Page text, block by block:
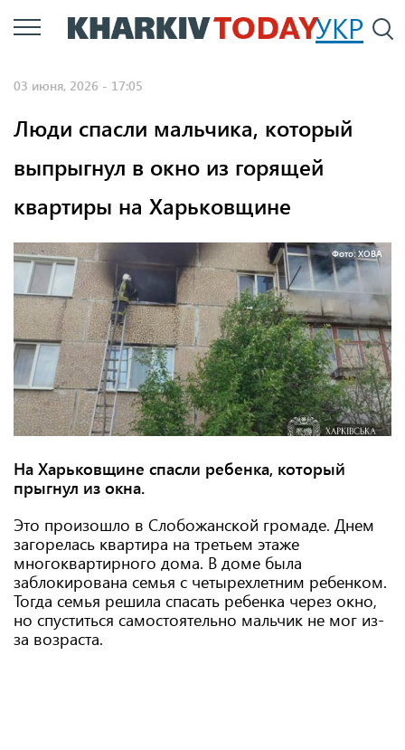
Перейти
к
УКР
03 июня, 2026 - 17:05
Люди спасли мальчика, который
выпрыгнул в окно из горящей
квартиры на Харьковщине
Фото: ХОВА
На Харьковщине спасли ребенка, который
прыгнул из окна.
Это произошло в Слобожанской громаде. Днем
загорелась квартира на третьем этаже
многоквартирного дома. В доме была
заблокирована семья с четырехлетним ребенком.
Тогда семья решила спасать ребенка через окно,
но спуститься самостоятельно мальчик не мог из-
за возраста.